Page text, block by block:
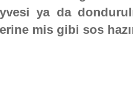
ya da
mis gibi sos